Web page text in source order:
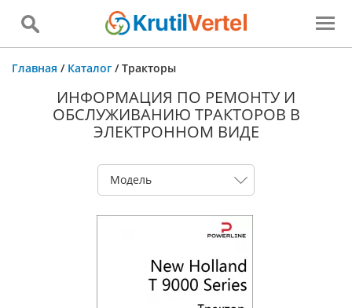
Главная / Каталог /Тракторы
ИНФОРМАЦИЯ ПО РЕМОНТУ И
ОБСЛУЖИВАНИЮ ТРАКТОРОВ В
ЭЛЕКТРОННОМ ВИДЕ